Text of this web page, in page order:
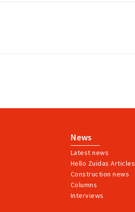
News
Latest news
Hello Zuidas Articles
Construction news
Columns
Interviews